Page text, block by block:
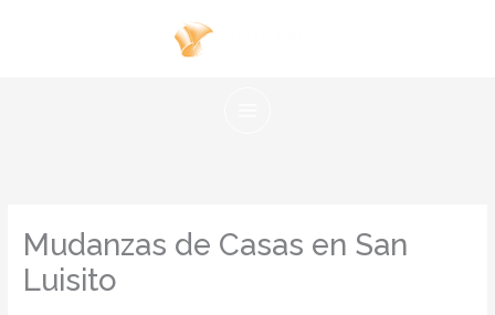
Mudanzas de Casas en San
Luisito